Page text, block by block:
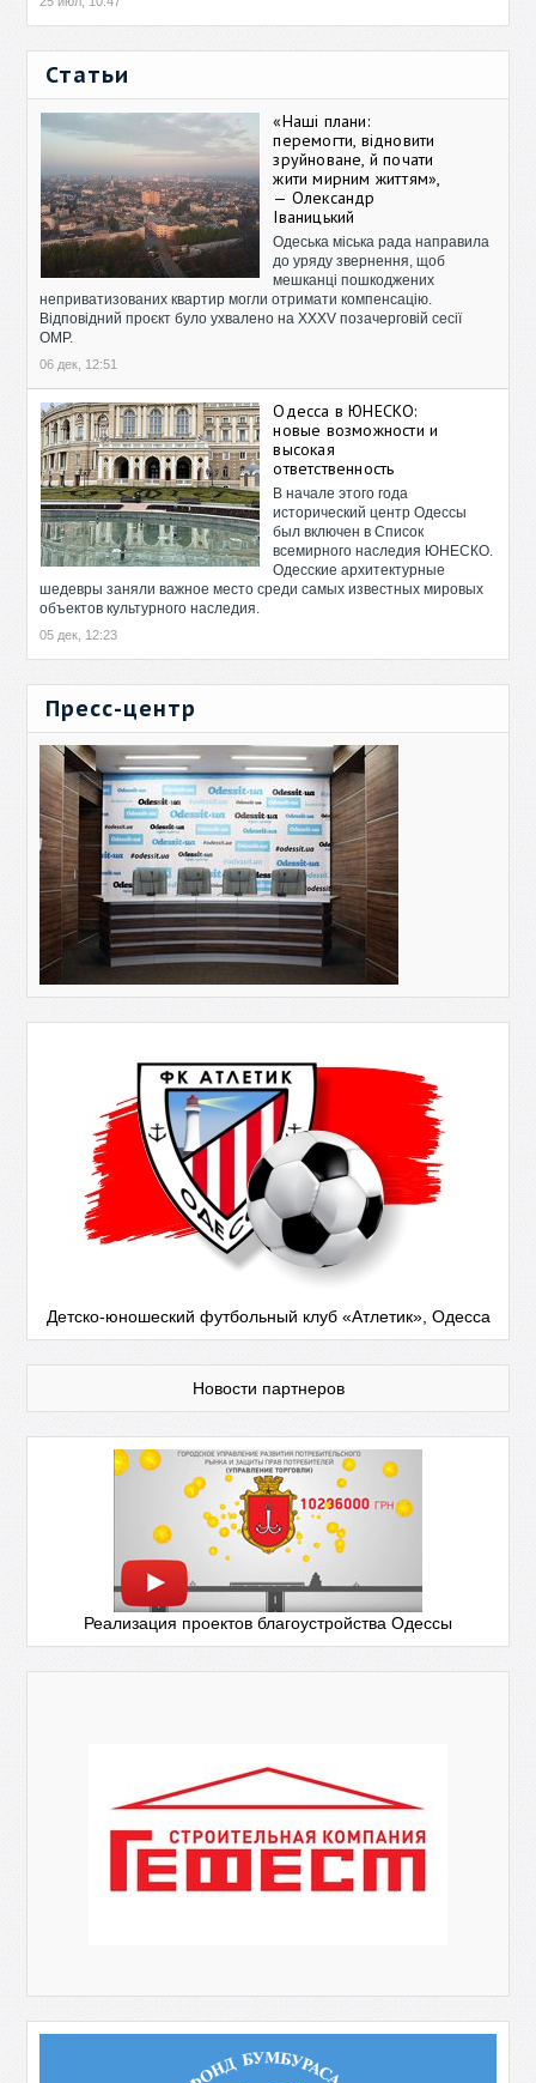
Статьи
«Наші плани:
перемогти, відновити
зруйноване, й почати
жити мирним життям»,
— Олександр
Іваницький
Одеська міська рада направила
до уряду звернення, щоб
мешканці пошкоджених
неприватизованих квартир могли отримати компенсацію.
Відповідний проєкт було ухвалено на XXXV позачерговій сесії
ОМР.
06 дек, 12:51
Одесса в ЮНЕСКО:
новые возможности и
высокая
ответственность
В начале этого года
исторический центр Одессы
был включен в Список
всемирного наследия ЮНЕСКО.
Одесские архитектурные
шедевры заняли важное место среди самых известных мировых
объектов культурного наследия.
05 дек, 12:23
Пресс-центр
Детско-юношеский футбольный клуб «Атлетик», Одесса
Новости партнеров
Реализация проектов благоустройства Одессы